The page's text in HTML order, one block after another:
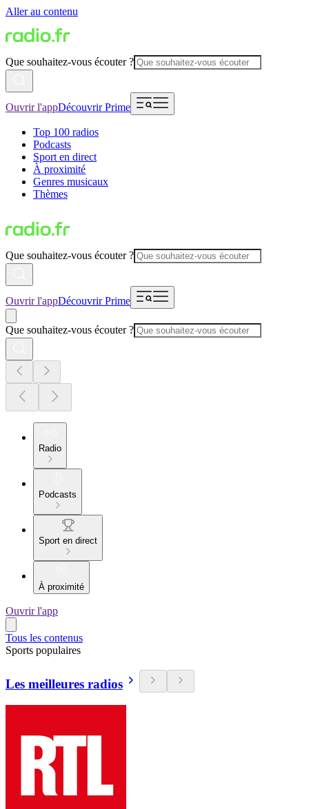
Aller au contenu
Que souhaitez-vous écouter ?
Ouvrir l'appDécouvrir Prime
Top 100 radios
Podcasts
Sport en direct
À proximité
Genres musicaux
Thèmes
Que souhaitez-vous écouter ?
Ouvrir l'appDécouvrir Prime
Que souhaitez-vous écouter ?
Radio
Podcasts
Sport en direct
À proximité
Ouvrir l'app
Tous les contenus
Sports populaires
Les meilleures radios